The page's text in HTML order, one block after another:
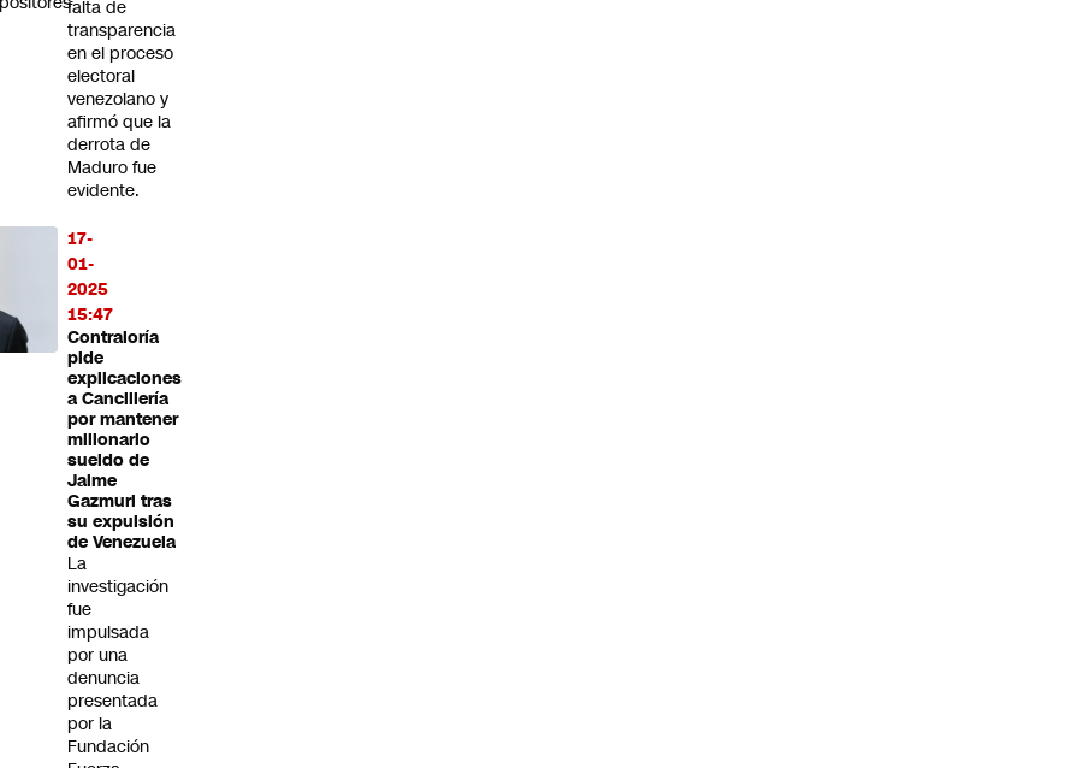
falta de
transparencia
en el proceso
electoral
venezolano y
afirmó que la
derrota de
Maduro fue
evidente.
17-
01-
2025
15:47
Contraloría
pide
explicaciones
a Cancillería
por mantener
millonario
sueldo de
Jaime
Gazmuri tras
su expulsión
de Venezuela
La
investigación
fue
impulsada
por una
denuncia
presentada
por la
Fundación